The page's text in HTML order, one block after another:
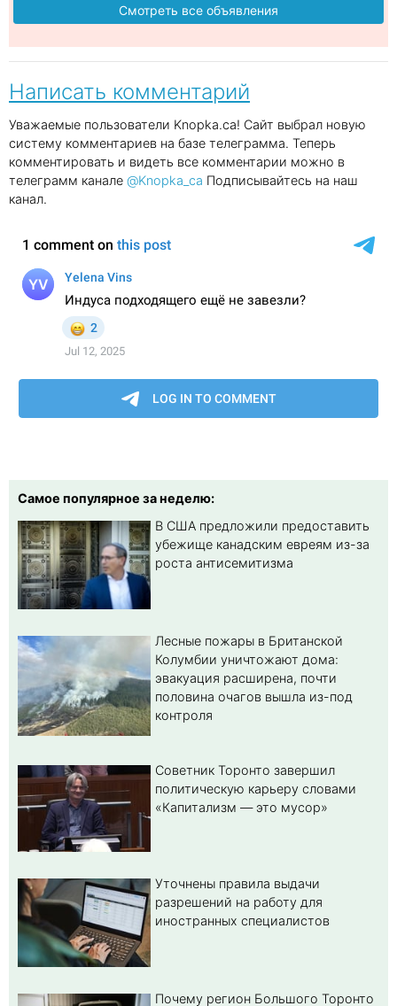
Смотреть все объявления
Написать комментарий
Уважаемые пользователи Knopka.ca! Сайт выбрал новую
систему комментариев на базе телеграмма. Теперь
комментировать и видеть все комментарии можно в
телеграмм канале @Knopka_ca Подписывайтесь на наш
канал.
Самое популярное за неделю:
В США предложили предоставить
убежище канадским евреям из-за
роста антисемитизма
Лесные пожары в Британской
Колумбии уничтожают дома:
эвакуация расширена, почти
половина очагов вышла из-под
контроля
Советник Торонто завершил
политическую карьеру словами
«Капитализм — это мусор»
Уточнены правила выдачи
разрешений на работу для
иностранных специалистов
Почему регион Большого Торонто